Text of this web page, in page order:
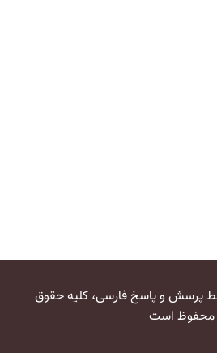
2026© توسط پرسش و پاسخ فارسی، کلیه حقوق
محفوظ است